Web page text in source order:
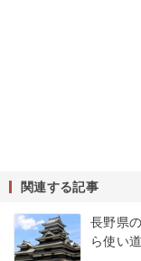
関連する記事
長野県
ら使い